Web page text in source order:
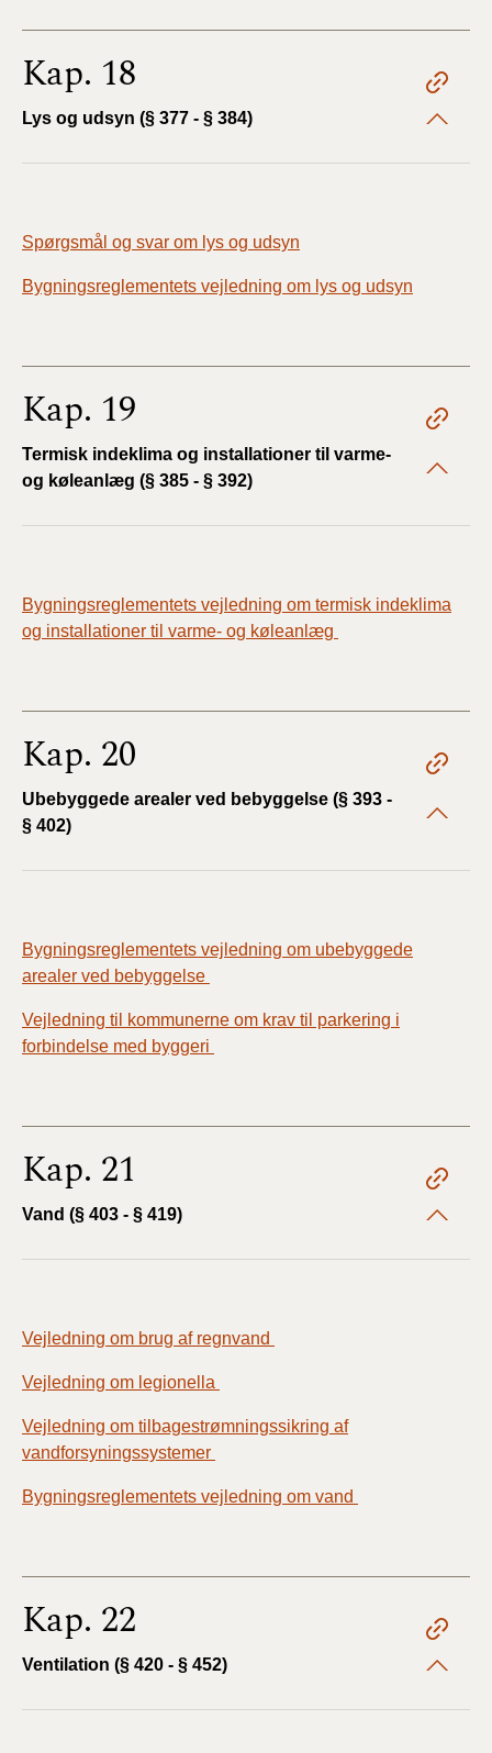
Kap. 18
Lys og udsyn (§ 377 - § 384)
Spørgsmål og svar om lys og udsyn
Bygningsreglementets vejledning om lys og udsyn
Kap. 19
Termisk indeklima og installationer til varme-
og køleanlæg (§ 385 - § 392)
Bygningsreglementets vejledning om termisk indeklima
og installationer til varme- og køleanlæg
Kap. 20
Ubebyggede arealer ved bebyggelse (§ 393 -
§ 402)
Bygningsreglementets vejledning om ubebyggede
arealer ved bebyggelse
Vejledning til kommunerne om krav til parkering i
forbindelse med byggeri
Kap. 21
Vand (§ 403 - § 419)
Vejledning om brug af regnvand
Vejledning om legionella
Vejledning om tilbagestrømningssikring af
vandforsyningssystemer
Bygningsreglementets vejledning om vand
Kap. 22
Ventilation (§ 420 - § 452)